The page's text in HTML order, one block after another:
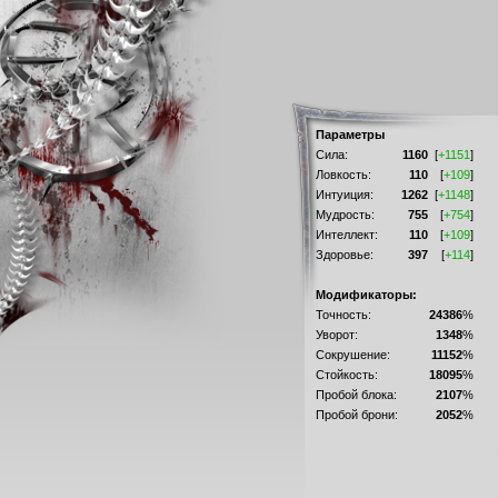
Параметры
Сила:
1160 [+1151]
Ловкость:
110 [+109]
Интуиция:
1262 [+1148]
Мудрость:
755 [+754]
Интеллект:
110 [+109]
Здоровье:
397 [+114]
Модификаторы:
Точность:
24386%
Уворот:
1348%
Сокрушение:
11152%
Стойкость:
18095%
Пробой блока:
2107%
Пробой брони:
2052%